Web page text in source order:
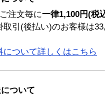
注文毎に一律1,100円(税
引(後払い)のお客様は
について詳しくはこちら
ついて